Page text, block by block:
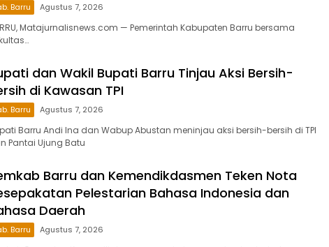
Barru Agustus 7, 2026
Matajurnalisnews.com — Pemerintah Kabupaten Barru bersama
dan Wakil Bupati Barru Tinjau Aksi Bersih-
di Kawasan TPI
Barru Agustus 7, 2026
Barru Andi Ina dan Wabup Abustan meninjau aksi bersih-bersih di TPI
Pantai Ujung Batu
Barru dan Kemendikdasmen Teken Nota
Pelestarian Bahasa Indonesia dan
Daerah
Barru Agustus 7, 2026